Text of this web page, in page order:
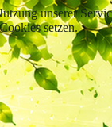
unserer
setzen.